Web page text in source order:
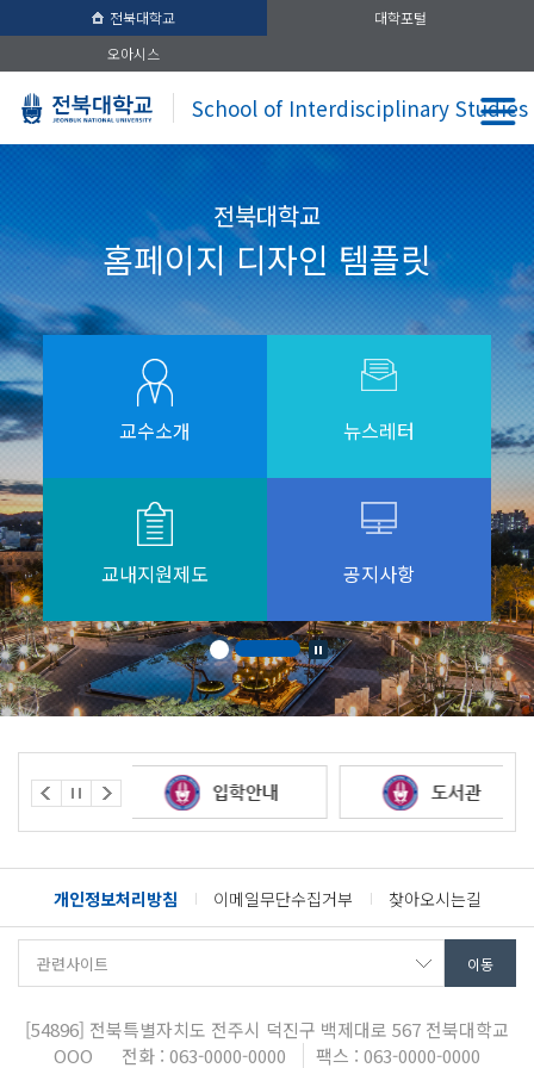
전북대학교
대학포털
오아시스
School of Interdisciplinary Studies
전북대학교
홈페이지 디자인 템플릿
교수소개 뉴스레터
교내지원제도 공지사항
개인정보처리방침 이메일무단수집거부 찾아오시는길
[54896] 전북특별자치도 전주시 덕진구 백제대로 567 전북대학교
OOO
전화 : 063-0000-0000 팩스 : 063-0000-0000